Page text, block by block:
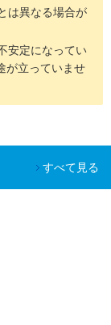
使用に最適です
は異なる場合が
安定になってい
が立っていませ
すべて見る